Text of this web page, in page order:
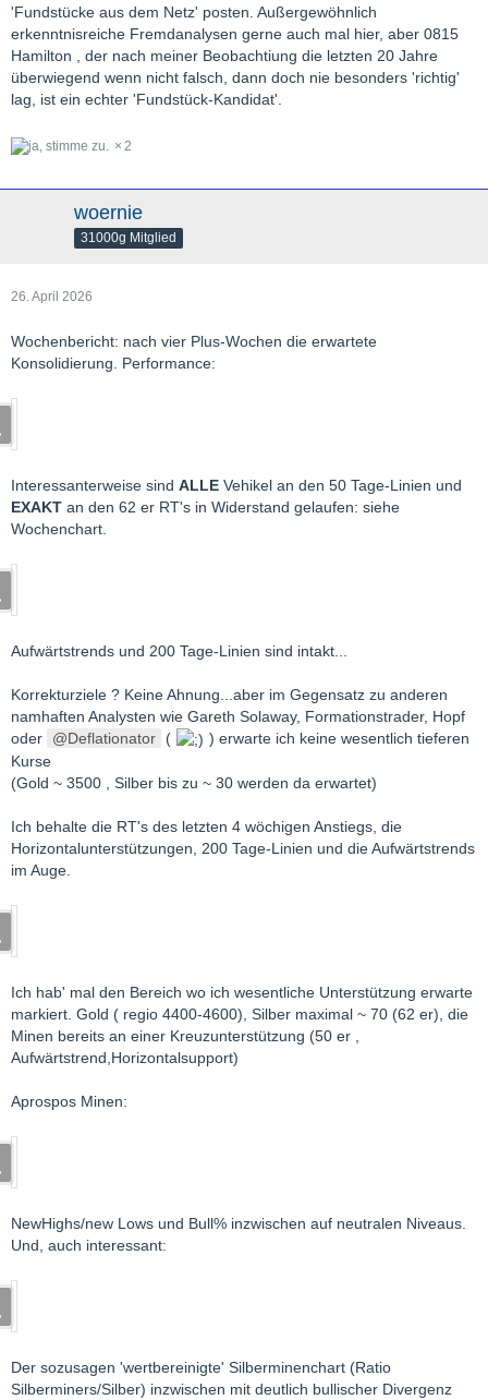
Gruss RS
'Fundstücke aus dem Netz' posten. Außergewöhnlich
erkenntnisreiche Fremdanalysen gerne auch mal hier, aber 0815
Hamilton , der nach meiner Beobachtiung die letzten 20 Jahre
überwiegend wenn nicht falsch, dann doch nie besonders 'richtig'
lag, ist ein echter 'Fundstück-Kandidat'.
2
woernie
31000g Mitglied
26. April 2026
Wochenbericht: nach vier Plus-Wochen die erwartete
Konsolidierung. Performance:
Interessanterweise sind ALLE Vehikel an den 50 Tage-Linien und
EXAKT an den 62 er RT's in Widerstand gelaufen: siehe
Wochenchart.
Aufwärtstrends und 200 Tage-Linien sind intakt...
Korrekturziele ? Keine Ahnung...aber im Gegensatz zu anderen
namhaften Analysten wie Gareth Solaway, Formationstrader, Hopf
oder
Deflationator (
) erwarte ich keine wesentlich tieferen
Kurse
(Gold ~ 3500 , Silber bis zu ~ 30 werden da erwartet)
Ich behalte die RT's des letzten 4 wöchigen Anstiegs, die
Horizontalunterstützungen, 200 Tage-Linien und die Aufwärtstrends
im Auge.
Ich hab' mal den Bereich wo ich wesentliche Unterstützung erwarte
markiert. Gold ( regio 4400-4600), Silber maximal ~ 70 (62 er), die
Minen bereits an einer Kreuzunterstützung (50 er ,
Aufwärtstrend,Horizontalsupport)
Aprospos Minen:
NewHighs/new Lows und Bull% inzwischen auf neutralen Niveaus.
Und, auch interessant:
Der sozusagen 'wertbereinigte' Silberminenchart (Ratio
Silberminers/Silber) inzwischen mit deutlich bullischer Divergenz